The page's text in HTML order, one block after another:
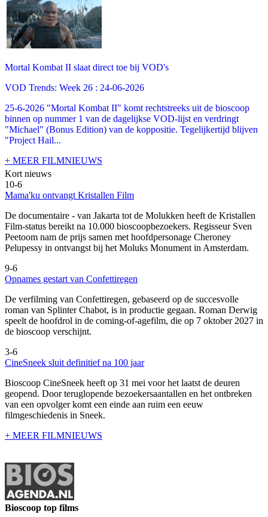
Mortal Kombat II slaat direct toe bij VOD's
VOD Trends: Week 26 : 24-06-2026
25-6-2026 "Mortal Kombat II" komt rechtstreeks uit de bioscoop
binnen op nummer 1 van de dagelijkse VOD-lijst en verdringt
"Michael" (Bonus Edition) van de koppositie. Tegelijkertijd blijven
"Project Hail...
+ MEER FILMNIEUWS
Kort nieuws
10-6
Mama'ku ontvangt Kristallen Film
De documentaire - van Jakarta tot de Molukken heeft de Kristallen
Film-status bereikt na 10.000 bioscoopbezoekers. Regisseur Sven
Peetoom nam de prijs samen met hoofdpersonage Cheroney
Pelupessy in ontvangst bij het Moluks Monument in Amsterdam.
9-6
Opnames gestart van Confettiregen
De verfilming van Confettiregen, gebaseerd op de succesvolle
roman van Splinter Chabot, is in productie gegaan. Roman Derwig
speelt de hoofdrol in de coming-of-agefilm, die op 7 oktober 2027 in
de bioscoop verschijnt.
3-6
CineSneek sluit definitief na 100 jaar
Bioscoop CineSneek heeft op 31 mei voor het laatst de deuren
geopend. Door teruglopende bezoekersaantallen en het ontbreken
van een opvolger komt een einde aan ruim een eeuw
filmgeschiedenis in Sneek.
+ MEER FILMNIEUWS
Bioscoop top films